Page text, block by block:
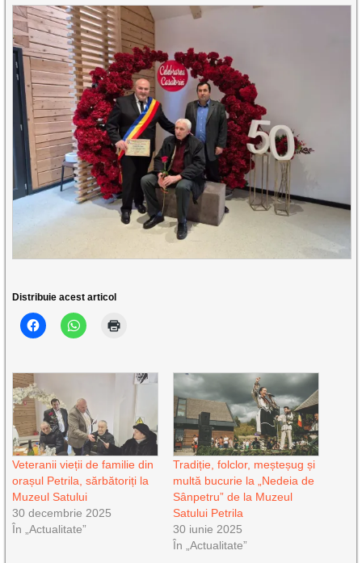
Distribuie acest articol
Veteranii vieții de familie din
orașul Petrila, sărbătoriți la
Muzeul Satului
30 decembrie 2025
În „Actualitate”
Tradiție, folclor, meșteșug și
multă bucurie la „Nedeia de
Sânpetru” de la Muzeul
Satului Petrila
30 iunie 2025
În „Actualitate”